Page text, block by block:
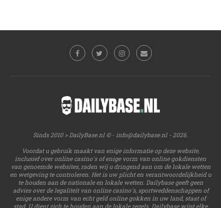
Sinds 2010 > DailyBase.nl © - info@dailybase.nl- 2026.
Voordat u gebruik maakt van enige informatie op deze website,
inclusief over online casino's of enige vorm van online gokdiensten
van genoemde websites, raden wij u dringend aan om de lokale wetten
en wetgeving te controleren. Het is uw plicht en verantwoordelijkheid u
te houden aan de nationale en lokale wetten. Dailybase geeft geen
advies over de legaliteit van online casino's, sportweddenschappen of
enige andere vorm van echt geld online gokken in uw land, staat of
stad. U dient zich te houden aan de lokale regels. Dailybase wijst elke